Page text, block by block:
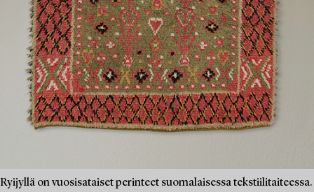
Ryijyllä on vuosisataiset perinteet suomalaisessa tekstiilitaiteessa.